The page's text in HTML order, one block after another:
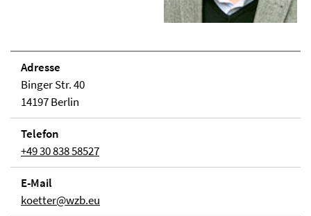
Adresse
Binger Str. 40
14197 Berlin
Telefon
+49 30 838 58527
E-Mail
koetter@wzb.eu